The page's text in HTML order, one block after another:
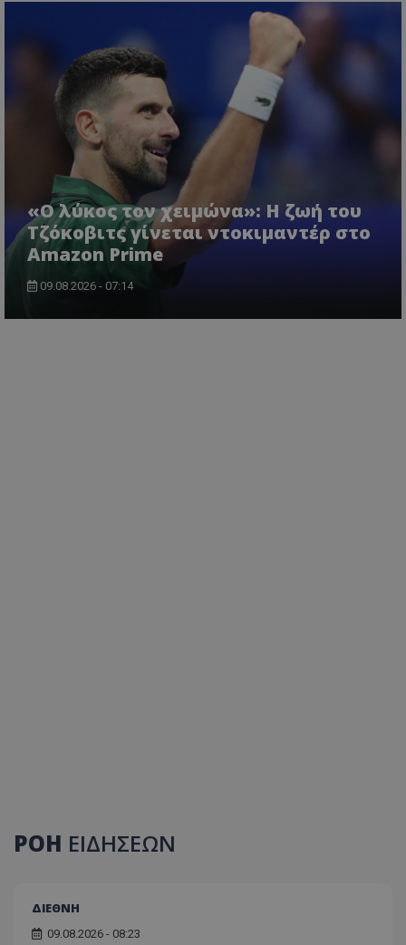
«Ο λύκος τον χειμώνα»: Η ζωή του
Τζόκοβιτς γίνεται ντοκιμαντέρ στο
Amazon Prime
09.08.2026 - 07:14
ΡΟΗ ΕΙΔΗΣΕΩΝ
ΔΙΕΘΝΗ
09.08.2026 - 08:23